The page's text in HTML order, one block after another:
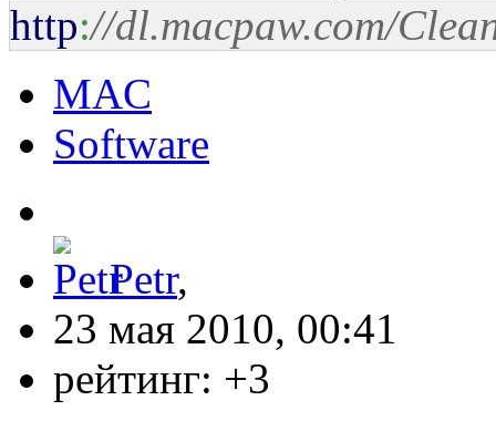
http://dl.macpaw.com/
MAC
Software
Petr,
23 мая 2010, 00:41
рейтинг: +3